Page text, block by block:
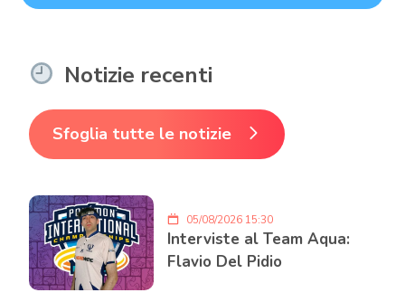
Notizie recenti
Sfoglia tutte le notizie
05/08/2026 15:30
Interviste al Team Aqua:
Flavio Del Pidio